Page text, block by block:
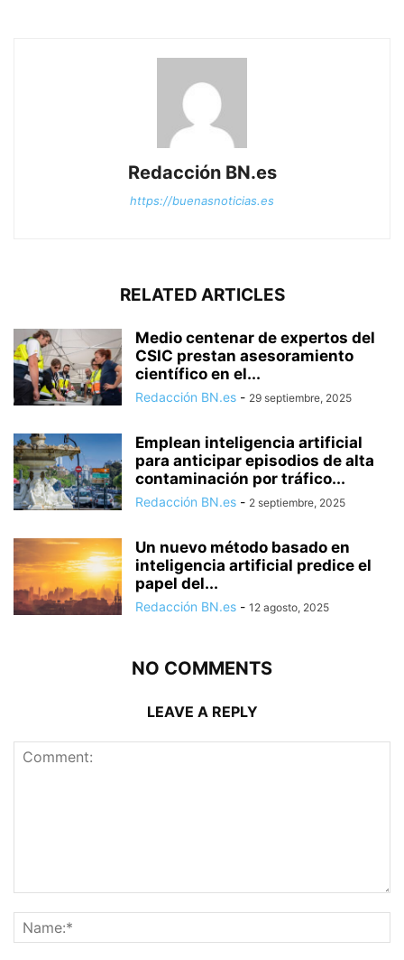
Redacción BN.es
https://buenasnoticias.es
RELATED ARTICLES
Medio centenar de expertos del
CSIC prestan asesoramiento
científico en el...
Redacción BN.es - 29 septiembre, 2025
Emplean inteligencia artificial
para anticipar episodios de alta
contaminación por tráfico...
Redacción BN.es - 2 septiembre, 2025
Un nuevo método basado en
inteligencia artificial predice el
papel del...
Redacción BN.es - 12 agosto, 2025
NO COMMENTS
LEAVE A REPLY